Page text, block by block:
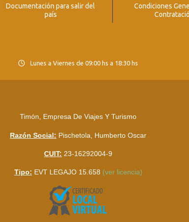
Documentación para salir del
país
Condiciones
Lunes a Viernes de 09:00 hs a 18:30 hs
Timón, Empresa De Viajes Y Turismo
Razón Social: Pischetola, Humberto Oscar
CUIT: 23-16292004-9
Tipo: EVT LEGAJO 15.658 (ver licencia)